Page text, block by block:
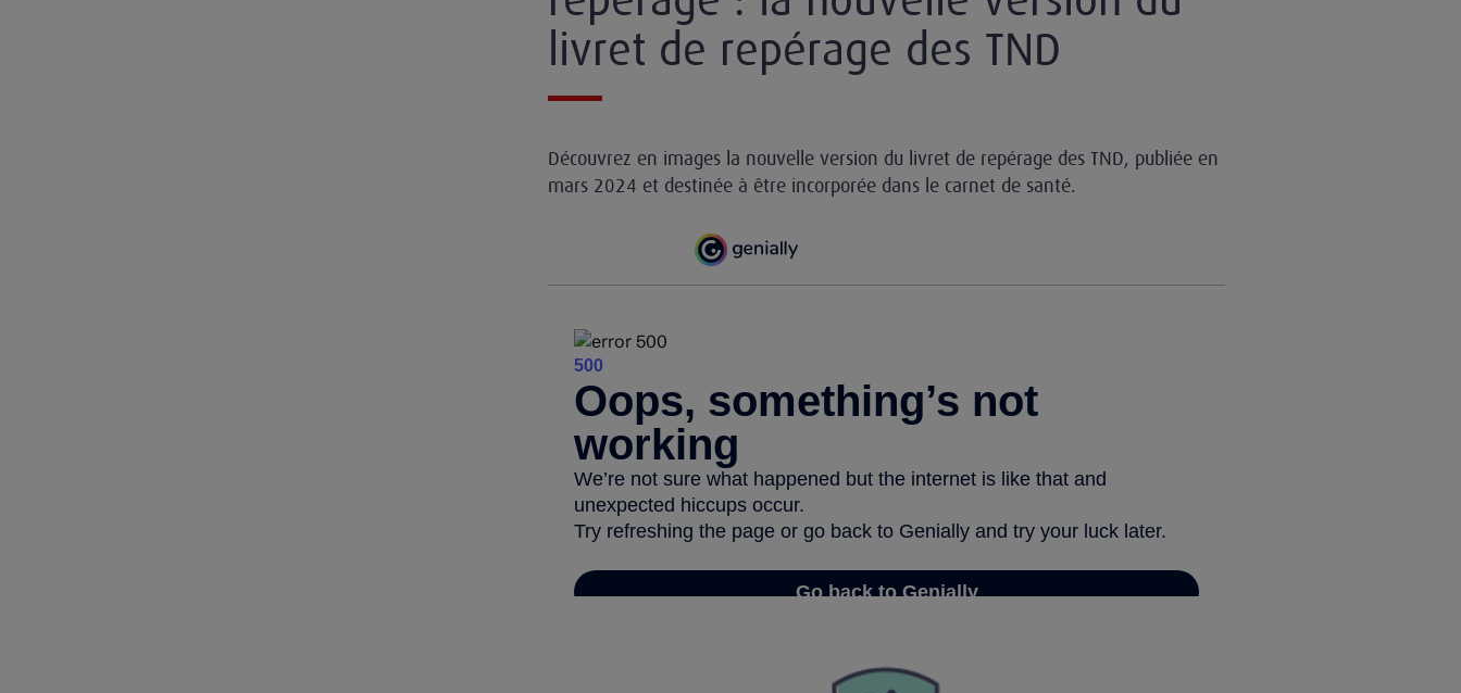
livret de repérage des TND
Découvrez en images la nouvelle version du livret de repérage des TND, publiée en
mars 2024 et destinée à être incorporée dans le carnet de santé.